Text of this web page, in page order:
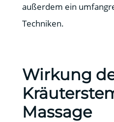
außerdem ein
Techniken.
Wirkung
Massage